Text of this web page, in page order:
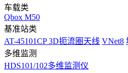
车载类
Qbox M50
基准站类
AT-45101CP 3D扼流圈天线 VNet8
多维监测
HDS101/102多维监测仪